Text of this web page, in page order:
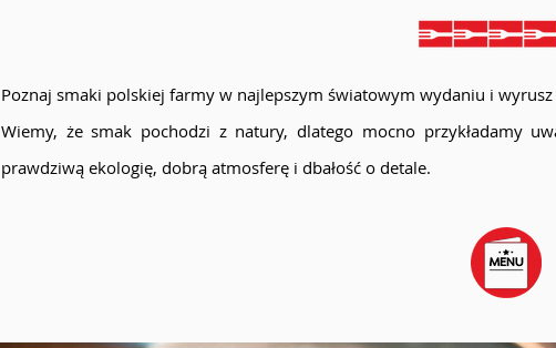
Poznaj smaki polskiej farmy w najlepszym światowym wydaniu i
Wiemy, że smak pochodzi z natury, dlatego mocno przykładamy
prawdziwą ekologię, dobrą atmosferę i dbałość o detale.